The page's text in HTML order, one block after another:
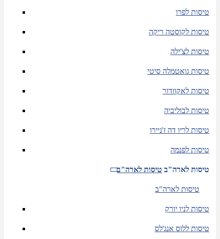
טיסות לפרו
טיסות לקוסטה ריקה
טיסות לצ'ילה
טיסות גואטמלה סיטי
טיסות לאקוודור
טיסות לבוליביה
טיסות לריו דה ז'ניירו
טיסות לפנמה
טיסות לארה"ב טיסות לארה"ב
טיסות לארה"ב
טיסות לניו יורק
טיסות ללוס אנג'לס